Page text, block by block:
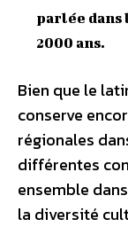
parlée dans
2000 ans.
Bien que le
conserve
régionales
différentes
ensemble
la diversité